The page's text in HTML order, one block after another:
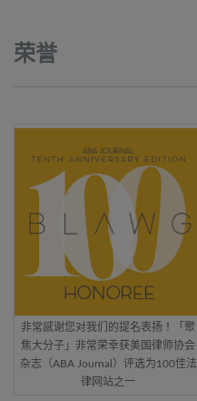
荣誉
非常感谢您对我们的提名表扬！「聚
焦大分子」非常荣幸获美国律师协会
杂志（ABA Journal）评选为100佳法
律网站之一